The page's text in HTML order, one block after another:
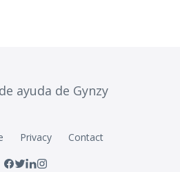
Privacy Contact